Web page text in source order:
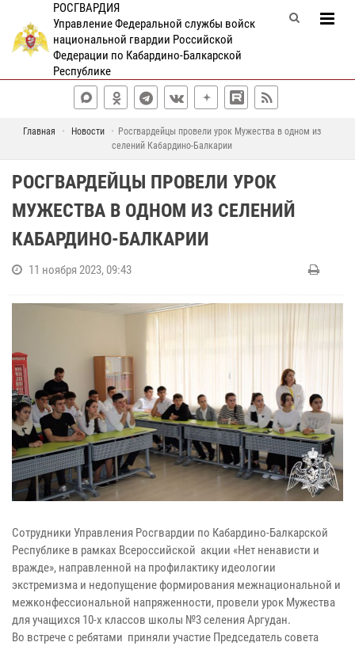
РОСГВАРДИЯ
Управление Федеральной службы войск
национальной гвардии Российской
Федерации по Кабардино-Балкарской
Республике
Главная Новости
Росгвардейцы провели урок Мужества в одном из
селений Кабардино-Балкарии
РОСГВАРДЕЙЦЫ ПРОВЕЛИ УРОК
МУЖЕСТВА В ОДНОМ ИЗ СЕЛЕНИЙ
КАБАРДИНО-БАЛКАРИИ
11 ноября 2023, 09:43
Сотрудники Управления Росгвардии по Кабардино-Балкарской
Республике в рамках Всероссийской акции «Нет ненависти и
вражде», направленной на профилактику идеологии
экстремизма и недопущение формирования межнациональной и
межконфессиональной напряженности, провели урок Мужества
для учащихся 10-х классов школы №3 селения Аргудан.
Во встрече с ребятами приняли участие Председатель совета